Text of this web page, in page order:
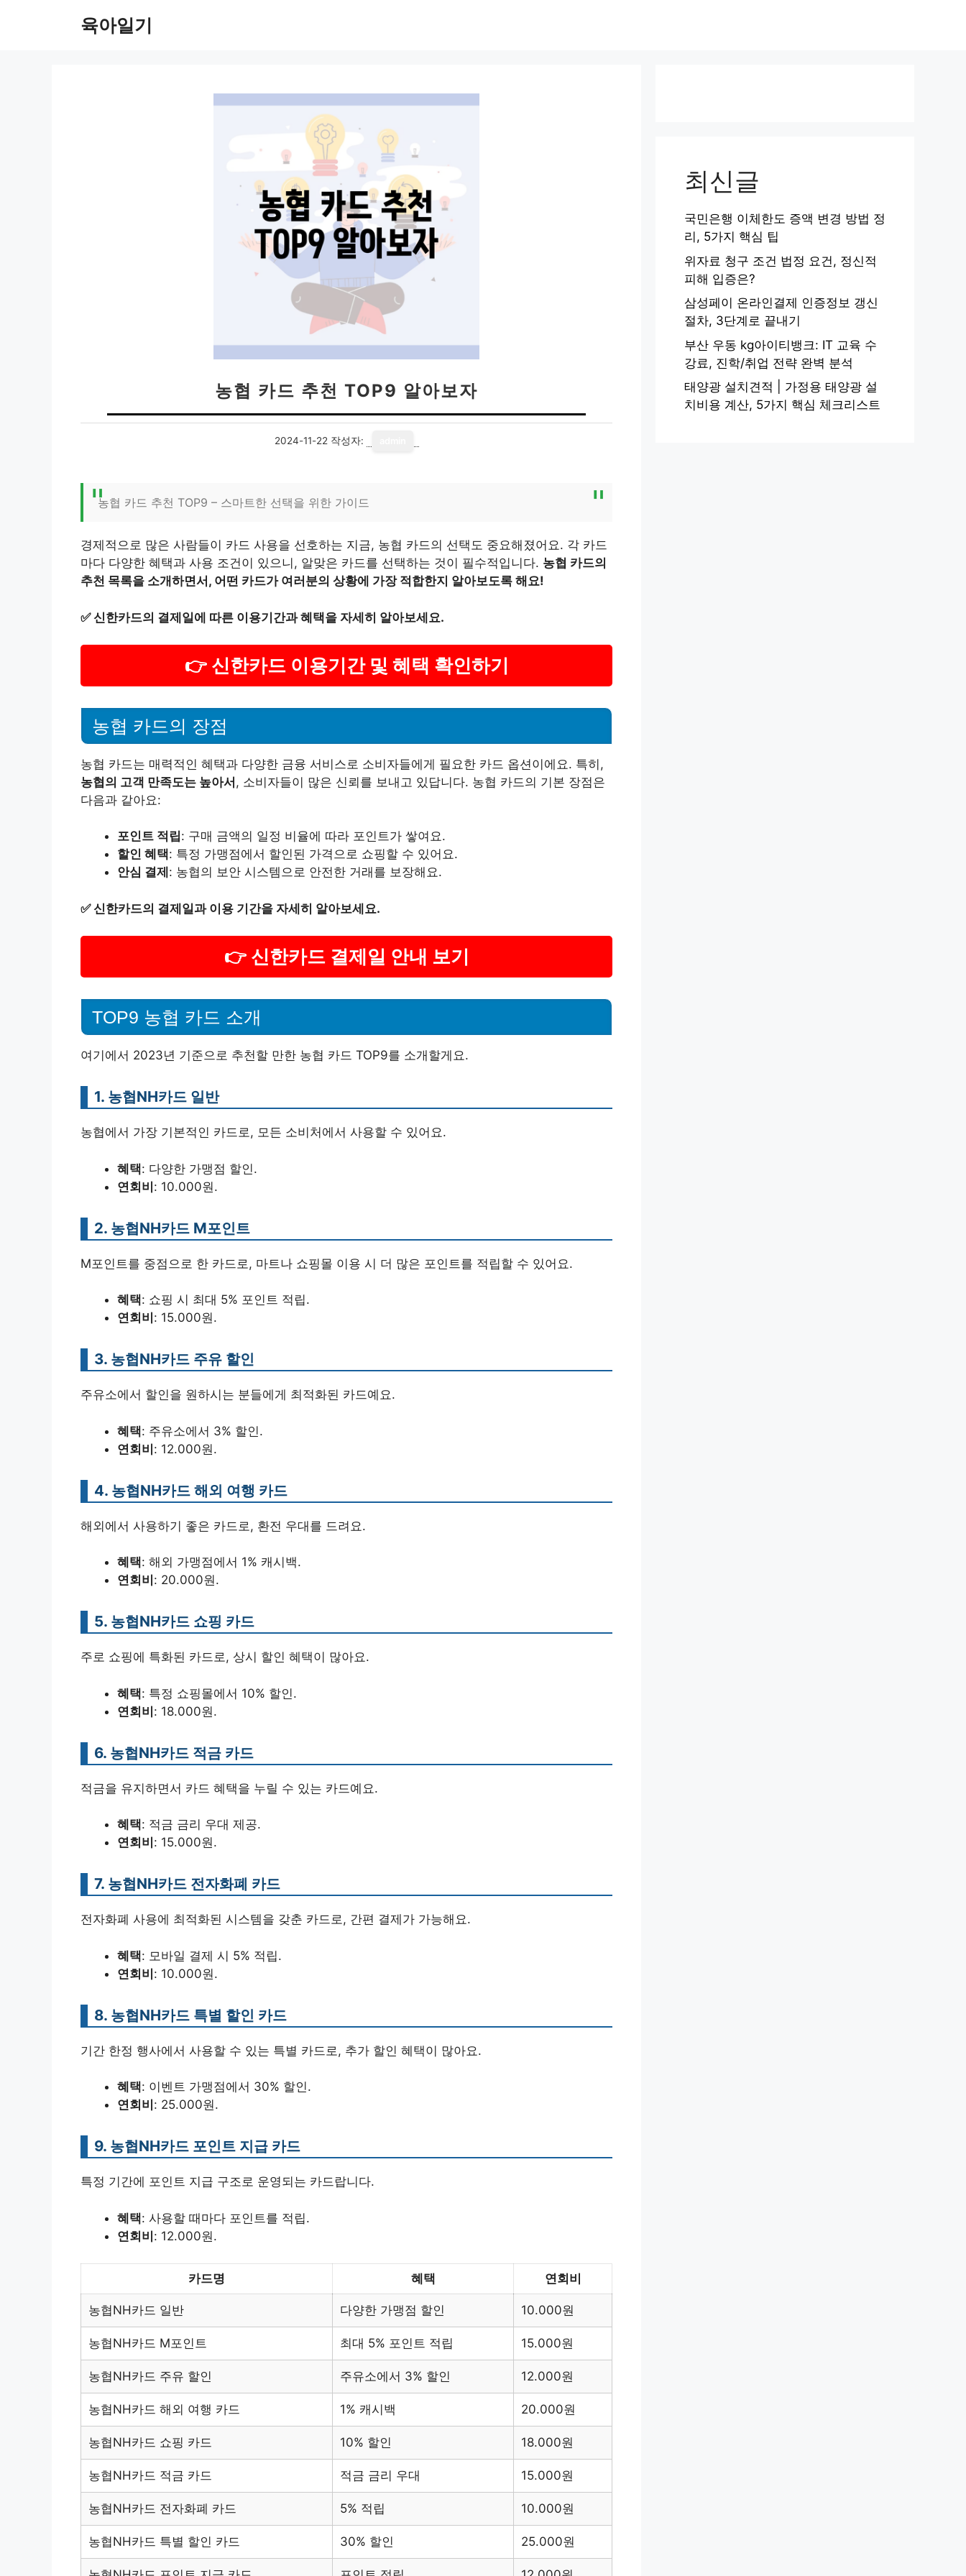
육아일기
농협 카드 추천 TOP9 알아보자
2024-11-22 작성자:
농협 카드 추천 TOP9 – 스마트한 선택을 위한 가이드
경제적으로 많은 사람들이 카드 사용을 선호하는 지금, 농협 카드의 선택도 중요해졌어요. 각 카드
마다 다양한 혜택과 사용 조건이 있으니, 알맞은 카드를 선택하는 것이 필수적입니다. 농협 카드의
추천 목록을 소개하면서, 어떤 카드가 여러분의 상황에 가장 적합한지 알아보도록 해요!
✅신한카드의 결제일에 따른 이용기간과 혜택을 자세히 알아보세요.
👉 신한카드 이용기간 및 혜택 확인하기
농협 카드의 장점
농협 카드는 매력적인 혜택과 다양한 금융 서비스로 소비자들에게 필요한 카드 옵션이에요. 특히,
농협의 고객 만족도는 높아서, 소비자들이 많은 신뢰를 보내고 있답니다. 농협 카드의 기본 장점은
다음과 같아요:
포인트 적립: 구매 금액의 일정 비율에 따라 포인트가 쌓여요.
할인 혜택: 특정 가맹점에서 할인된 가격으로 쇼핑할 수 있어요.
안심 결제 : 농협의 보안 시스템으로 안전한 거래를 보장해요.
✅신한카드의 결제일과 이용 기간을 자세히 알아보세요.
👉 신한카드 결제일 안내 보기
TOP9 농협 카드 소개
여기에서 2023년 기준으로 추천할 만한 농협 카드 TOP9를 소개할게요.
1. 농협NH카드 일반
농협에서 가장 기본적인 카드로, 모든 소비처에서 사용할 수 있어요.
혜택: 다양한 가맹점 할인.
연회비: 10.000원.
2. 농협NH카드 M포인트
M포인트를 중점으로 한 카드로, 마트나 쇼핑몰 이용 시 더 많은 포인트를 적립할 수 있어요.
혜택: 쇼핑 시 최대 5% 포인트 적립.
연회비 : 15.000원.
3. 농협NH카드 주유 할인
주유소에서 할인을 원하시는 분들에게 최적화된 카드예요.
혜택: 주유소에서 3% 할인.
연회비: 12.000원.
4. 농협NH카드 해외 여행 카드
해외에서 사용하기 좋은 카드로, 환전 우대를 드려요.
혜택: 해외 가맹점에서 1% 캐시백.
연회비 : 20.000원.
5. 농협NH카드 쇼핑 카드
주로 쇼핑에 특화된 카드로, 상시 할인 혜택이 많아요.
혜택: 특정 쇼핑몰에서 10% 할인.
연회비: 18.000원.
6. 농협NH카드 적금 카드
적금을 유지하면서 카드 혜택을 누릴 수 있는 카드예요.
혜택: 적금 금리 우대 제공.
연회비 : 15.000원.
7. 농협NH카드 전자화폐 카드
전자화폐 사용에 최적화된 시스템을 갖춘 카드로, 간편 결제가 가능해요.
혜택: 모바일 결제 시 5% 적립.
연회비: 10.000원.
8. 농협NH카드 특별 할인 카드
기간 한정 행사에서 사용할 수 있는 특별 카드로, 추가 할인 혜택이 많아요.
혜택: 이벤트 가맹점에서 30% 할인.
연회비 : 25.000원.
9. 농협NH카드 포인트 지급 카드
특정 기간에 포인트 지급 구조로 운영되는 카드랍니다.
혜택: 사용할 때마다 포인트를 적립.
연회비: 12.000원.
카드명 혜택 연회비
농협NH카드 일반 다양한 가맹점 할인 10.000원
농협NH카드 M포인트 최대 5% 포인트 적립 15.000원
농협NH카드 주유 할인 주유소에서 3% 할인 12.000원
농협NH카드 해외 여행 카드 1% 캐시백 20.000원
농협NH카드 쇼핑 카드 10% 할인 18.000원
농협NH카드 적금 카드 적금 금리 우대 15.000원
농협NH카드 전자화폐 카드 5% 적립 10.000원
농협NH카드 특별 할인 카드 30% 할인 25.000원
최신글
국민은행 이체한도 증액 변경 방법 정
리, 5가지 핵심 팁
위자료 청구 조건 법정 요건, 정신적
피해 입증은?
삼성페이 온라인결제 인증정보 갱신
절차, 3단계로 끝내기
부산 우동 kg아이티뱅크: IT 교육 수
강료, 진학/취업 전략 완벽 분석
태양광 설치견적 | 가정용 태양광 설
치비용 계산, 5가지 핵심 체크리스트